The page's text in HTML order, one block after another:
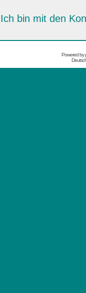
Ich bin mit den
Powered by